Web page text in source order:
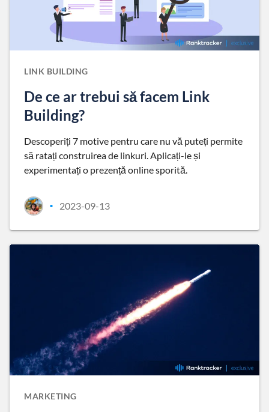
LINK BUILDING
De ce ar trebui să facem Link
Building?
Descoperiți 7 motive pentru care nu vă puteți permite
să ratați construirea de linkuri. Aplicați-le și
experimentați o prezență online sporită.
• 2023-09-13
MARKETING